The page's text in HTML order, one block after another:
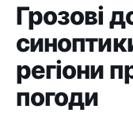
Грозові
регіони
погоди